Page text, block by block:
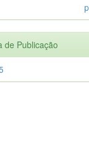
de Publicação